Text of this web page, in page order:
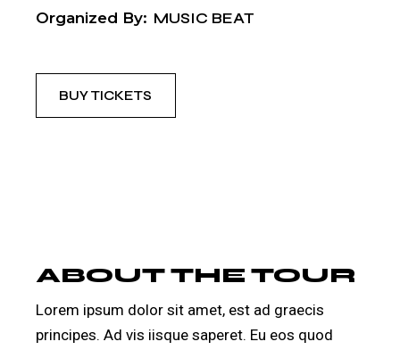
Organized By: MUSIC BEAT
BUY TICKETS
ABOUT THE TOUR
Lorem ipsum dolor sit amet, est ad graecis
principes. Ad vis iisque saperet. Eu eos quod